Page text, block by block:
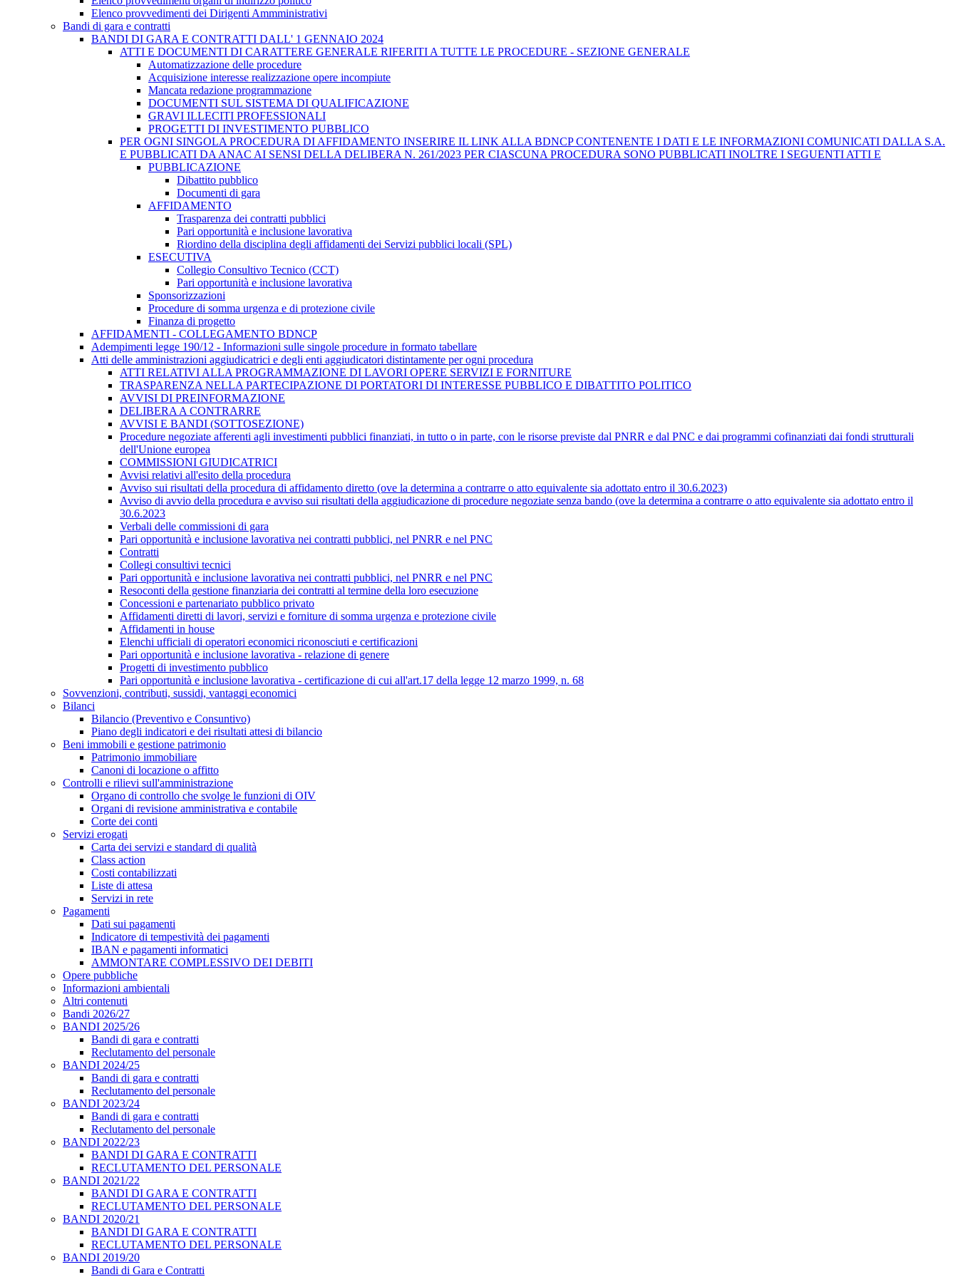
Elenco provvedimenti dei Dirigenti Ammministrativi
Bandi di gara e contratti
BANDI DI GARA E CONTRATTI DALL' 1 GENNAIO 2024
ATTI E DOCUMENTI DI CARATTERE GENERALE RIFERITI A TUTTE LE PROCEDURE - SEZIONE GENERALE
Automatizzazione delle procedure
Acquisizione interesse realizzazione opere incompiute
Mancata redazione programmazione
DOCUMENTI SUL SISTEMA DI QUALIFICAZIONE
GRAVI ILLECITI PROFESSIONALI
PROGETTI DI INVESTIMENTO PUBBLICO
PER OGNI SINGOLA PROCEDURA DI AFFIDAMENTO INSERIRE IL LINK ALLA BDNCP CONTENENTE I DATI E LE INFORMAZIONI COMUNICATI DALLA S.A.
E PUBBLICATI DA ANAC AI SENSI DELLA DELIBERA N. 261/2023 PER CIASCUNA PROCEDURA SONO PUBBLICATI INOLTRE I SEGUENTI ATTI E
PUBBLICAZIONE
Dibattito pubblico
Documenti di gara
AFFIDAMENTO
Trasparenza dei contratti pubblici
Pari opportunità e inclusione lavorativa
Riordino della disciplina degli affidamenti dei Servizi pubblici locali (SPL)
ESECUTIVA
Collegio Consultivo Tecnico (CCT)
Pari opportunità e inclusione lavorativa
Sponsorizzazioni
Procedure di somma urgenza e di protezione civile
Finanza di progetto
AFFIDAMENTI - COLLEGAMENTO BDNCP
Adempimenti legge 190/12 - Informazioni sulle singole procedure in formato tabellare
Atti delle amministrazioni aggiudicatrici e degli enti aggiudicatori distintamente per ogni procedura
ATTI RELATIVI ALLA PROGRAMMAZIONE DI LAVORI OPERE SERVIZI E FORNITURE
TRASPARENZA NELLA PARTECIPAZIONE DI PORTATORI DI INTERESSE PUBBLICO E DIBATTITO POLITICO
AVVISI DI PREINFORMAZIONE
DELIBERA A CONTRARRE
AVVISI E BANDI (SOTTOSEZIONE)
Procedure negoziate afferenti agli investimenti pubblici finanziati, in tutto o in parte, con le risorse previste dal PNRR e dal PNC e dai programmi cofinanziati dai fondi strutturali
dell'Unione europea
COMMISSIONI GIUDICATRICI
Avvisi relativi all'esito della procedura
Avviso sui risultati della procedura di affidamento diretto (ove la determina a contrarre o atto equivalente sia adottato entro il 30.6.2023)
Avviso di avvio della procedura e avviso sui risultati della aggiudicazione di procedure negoziate senza bando (ove la determina a contrarre o atto equivalente sia adottato entro il
30.6.2023
Verbali delle commissioni di gara
Pari opportunità e inclusione lavorativa nei contratti pubblici, nel PNRR e nel PNC
Contratti
Collegi consultivi tecnici
Pari opportunità e inclusione lavorativa nei contratti pubblici, nel PNRR e nel PNC
Resoconti della gestione finanziaria dei contratti al termine della loro esecuzione
Concessioni e partenariato pubblico privato
Affidamenti diretti di lavori, servizi e forniture di somma urgenza e protezione civile
Affidamenti in house
Elenchi ufficiali di operatori economici riconosciuti e certificazioni
Pari opportunità e inclusione lavorativa - relazione di genere
Progetti di investimento pubblico
Pari opportunità e inclusione lavorativa - certificazione di cui all'art.17 della legge 12 marzo 1999, n. 68
Sovvenzioni, contributi, sussidi, vantaggi economici
Bilanci
Bilancio (Preventivo e Consuntivo)
Piano degli indicatori e dei risultati attesi di bilancio
Beni immobili e gestione patrimonio
Patrimonio immobiliare
Canoni di locazione o affitto
Controlli e rilievi sull'amministrazione
Organo di controllo che svolge le funzioni di OIV
Organi di revisione amministrativa e contabile
Corte dei conti
Servizi erogati
Carta dei servizi e standard di qualità
Class action
Costi contabilizzati
Liste di attesa
Servizi in rete
Pagamenti
Dati sui pagamenti
Indicatore di tempestività dei pagamenti
IBAN e pagamenti informatici
AMMONTARE COMPLESSIVO DEI DEBITI
Opere pubbliche
Informazioni ambientali
Altri contenuti
Bandi 2026/27
BANDI 2025/26
Bandi di gara e contratti
Reclutamento del personale
BANDI 2024/25
Bandi di gara e contratti
Reclutamento del personale
BANDI 2023/24
Bandi di gara e contratti
Reclutamento del personale
BANDI 2022/23
BANDI DI GARA E CONTRATTI
RECLUTAMENTO DEL PERSONALE
BANDI 2021/22
BANDI DI GARA E CONTRATTI
RECLUTAMENTO DEL PERSONALE
BANDI 2020/21
BANDI DI GARA E CONTRATTI
RECLUTAMENTO DEL PERSONALE
BANDI 2019/20
Bandi di Gara e Contratti